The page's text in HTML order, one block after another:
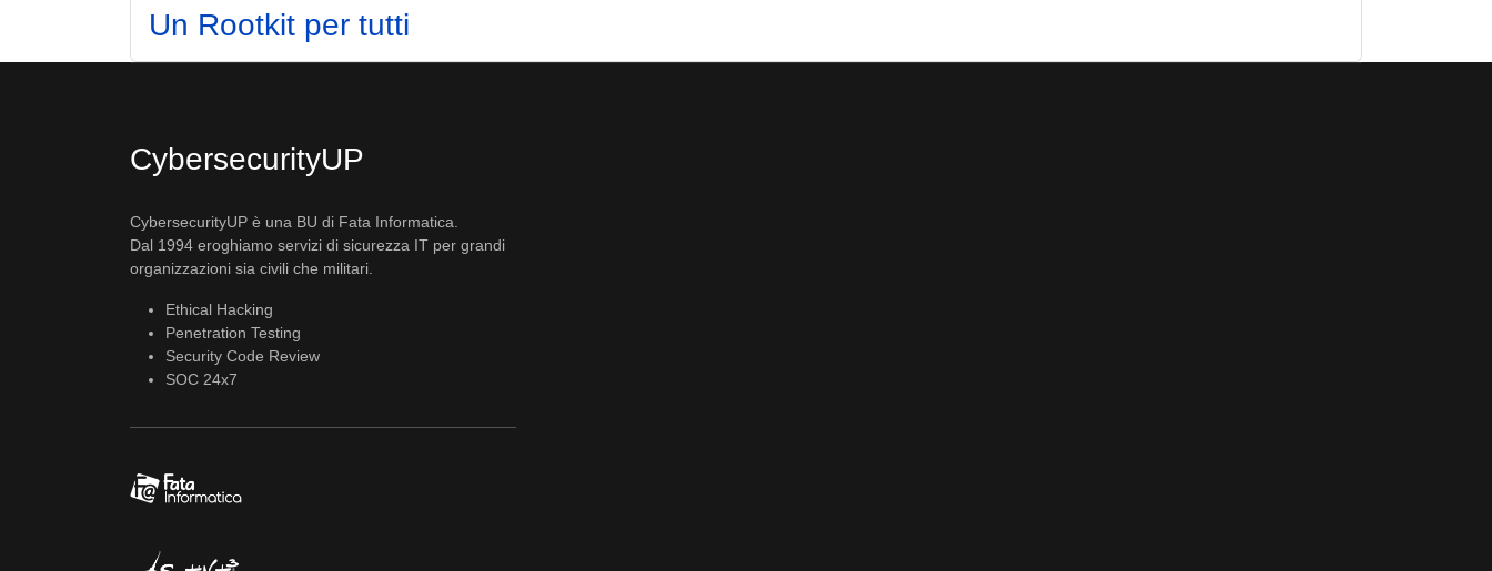
Un Rootkit per tutti
CybersecurityUP
CybersecurityUP è una BU di Fata Informatica.
Dal 1994 eroghiamo servizi di sicurezza IT per grandi
organizzazioni sia civili che militari.
Ethical Hacking
Penetration Testing
Security Code Review
SOC 24x7